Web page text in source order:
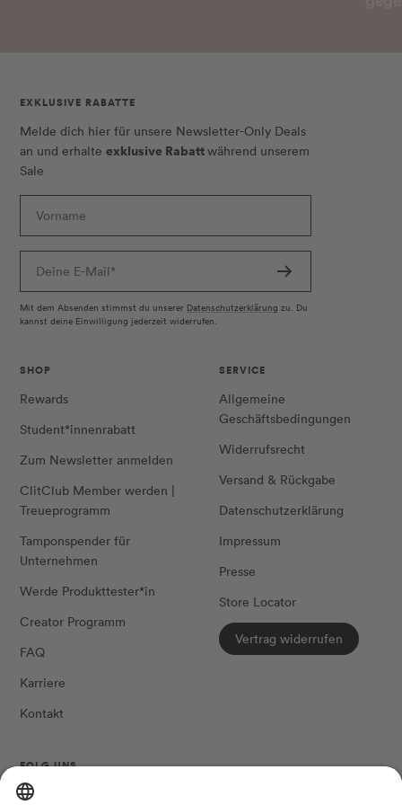
EXKLUSIVE RABATTE
Melde dich hier für unsere Newsletter-Only Deals
an und erhalte exklusive Rabattwährend unserem
Sale
Vorname
Deine E-Mail*
Mit dem Absenden stimmst du unserer Datenschutzerklärung zu. Du
kannst deine Einwilligung jederzeit widerrufen.
SHOP
Rewards
Student*innenrabatt
Zum Newsletter anmelden
ClitClub Member werden |
Treueprogramm
Tamponspender für
Unternehmen
Werde Produkttester*in
Creator Programm
FAQ
Karriere
Kontakt
SERVICE
Allgemeine
Geschäftsbedingungen
Widerrufsrecht
Versand & Rückgabe
Datenschutzerklärung
Impressum
Presse
Store Locator
Vertrag widerrufen
FOLG UNS